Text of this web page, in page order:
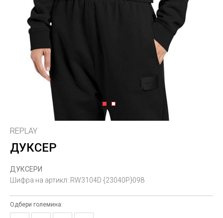
1 2
REPLAY
ДУКСЕР
ДУКСЕРИ
Шифра на артикл: RW3104D {23040P}098
Одбери големина: